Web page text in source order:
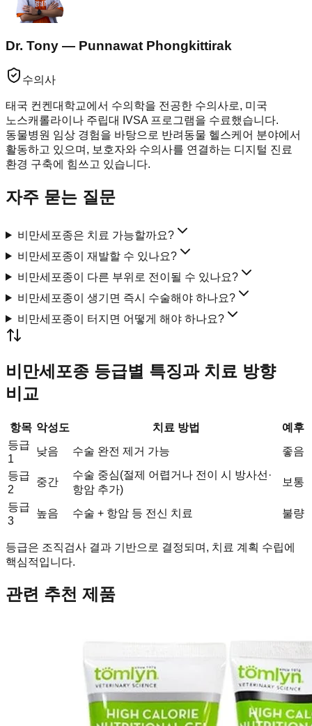
Dr. Tony — Punnawat Phongkittirak
수의사
태국 컨켄대학교에서 수의학을 전공한 수의사로, 미국
노스캐롤라이나 주립대 IVSA 프로그램을 수료했습니다.
동물병원 임상 경험을 바탕으로 반려동물 헬스케어 분야에서
활동하고 있으며, 보호자와 수의사를 연결하는 디지털 진료
환경 구축에 힘쓰고 있습니다.
자주 묻는 질문
비만세포종은 치료 가능할까요?
비만세포종이 재발할 수 있나요?
비만세포종이 다른 부위로 전이될 수 있나요?
비만세포종이 생기면 즉시 수술해야 하나요?
비만세포종이 터지면 어떻게 해야 하나요?
비만세포종 등급별 특징과 치료 방향
비교
항목 악성도 치료 방법
예후
등급
1
낮음 수술 완전 제거 가능 좋음
등급
2
중간
수술 중심(절제 어렵거나 전이 시 방사선·
항암 추가)
보통
등급
3
높음 수술 + 항암 등 전신 치료 불량
등급은 조직검사 결과 기반으로 결정되며, 치료 계획 수립에
핵심적입니다.
관련 추천 제품